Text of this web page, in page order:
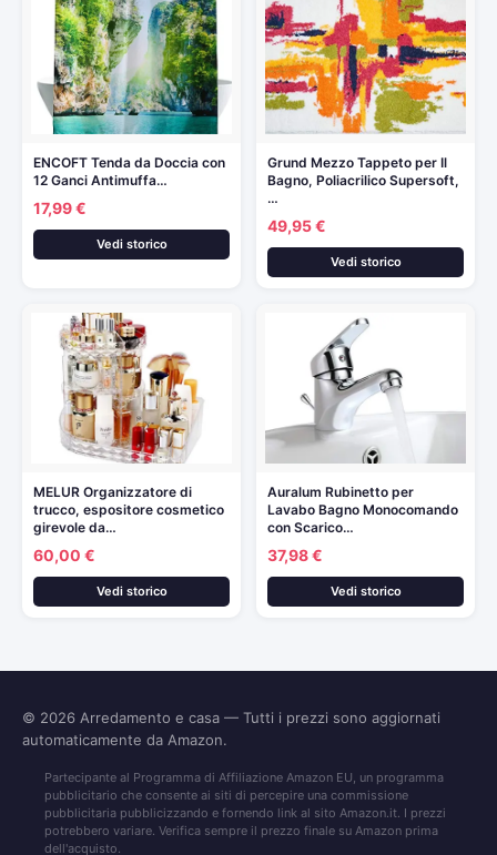
ENCOFT Tenda da Doccia con
12 Ganci Antimuffa…
17,99 €
Vedi storico
Grund Mezzo Tappeto per Il
Bagno, Poliacrilico Supersoft,
…
49,95 €
Vedi storico
MELUR Organizzatore di
trucco, espositore cosmetico
girevole da…
60,00 €
Vedi storico
Auralum Rubinetto per
Lavabo Bagno Monocomando
con Scarico…
37,98 €
Vedi storico
© 2026 Arredamento e casa — Tutti i prezzi sono aggiornati
automaticamente da Amazon.
Partecipante al Programma di Affiliazione Amazon EU, un programma
pubblicitario che consente ai siti di percepire una commissione
pubblicitaria pubblicizzando e fornendo link al sito Amazon.it. I prezzi
potrebbero variare. Verifica sempre il prezzo finale su Amazon prima
dell'acquisto.